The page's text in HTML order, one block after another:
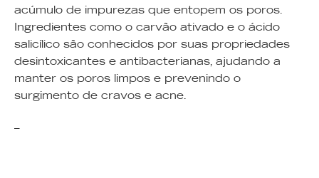
acúmulo de impurezas que entopem os poros.
Ingredientes como o carvão ativado e o ácido
salicílico são conhecidos por suas propriedades
desintoxicantes e antibacterianas, ajudando a
manter os poros limpos e prevenindo o
surgimento de cravos e acne.
–